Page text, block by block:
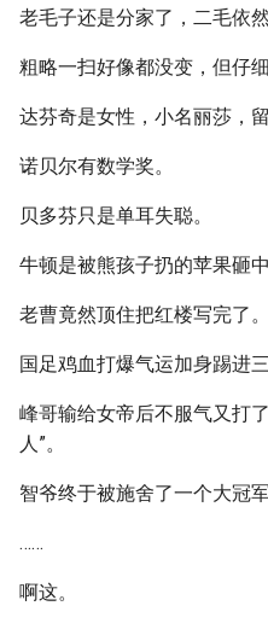
老毛子还是分家了，二毛依然
粗略一扫好像都没变，但仔
达芬奇是女性，小名丽莎，
诺贝尔有数学奖。
贝多芬只是单耳失聪。
牛顿是被熊孩子扔的苹果砸
老曹竟然顶住把红楼写完了。
国足鸡血打爆气运加身踢进
峰哥输给女帝后不服气又打
人”。
智爷终于被施舍了一个大冠军
……
啊这。